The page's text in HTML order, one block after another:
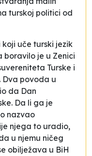
turskoj politici od
koji uče turski jezik
boravilo je u Zenici
Turske i
povoda u
da Dan
Da li ga je
nazvao
njega to uradio,
u njemu ničeg
obilježava u BiH